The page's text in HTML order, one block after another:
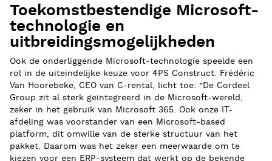
Toekomstbestendige Microsoft-
technologie en
uitbreidingsmogelijkheden
Ook de onderliggende Microsoft-technologie speelde een
rol in de uiteindelijke keuze voor 4PS Construct. Frédéric
Van Hoorebeke, CEO van C-rental, licht toe: ”De Cordeel
Group zit al sterk geïntegreerd in de Microsoft-wereld,
zeker in het gebruik van Microsoft 365. Ook onze IT-
afdeling was voorstander van een Microsoft-based
platform, dit omwille van de sterke structuur van het
pakket. Daarom was het zeker een meerwaarde om te
kiezen voor een ERP-systeem dat werkt op de bekende